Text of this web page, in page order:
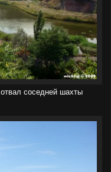
соседней шахты